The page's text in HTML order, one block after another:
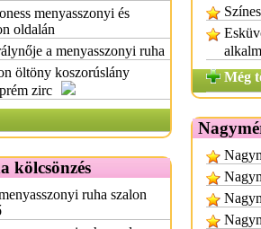
menyasszonyi és
oldalán
a menyasszonyi ruha
öltöny koszorúslány
zirc
kölcsönzés
ruha szalon
Még